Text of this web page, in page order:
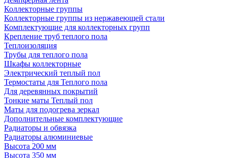
Коллекторные группы
Коллекторные группы из нержавеющей стали
Комплектующие для коллекторных групп
Крепление труб теплого пола
Теплоизоляция
Трубы для теплого пола
Шкафы коллекторные
Электрический теплый пол
Термостаты для Теплого пола
Для деревянных покрытий
Тонкие маты Теплый пол
Маты для подогрева зеркал
Дополнительные комплектующие
Радиаторы и обвязка
Радиаторы алюминиевые
Высота 200 мм
Высота 350 мм